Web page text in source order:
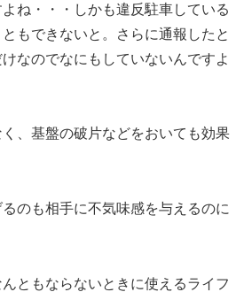
ね・・・しかも違反駐車している
もできないと。さらに通報したと
なのでなにもしていないんですよ
、基盤の破片などをおいても効果
のも相手に不気味感を与えるのに
ともならないときに使えるライフ